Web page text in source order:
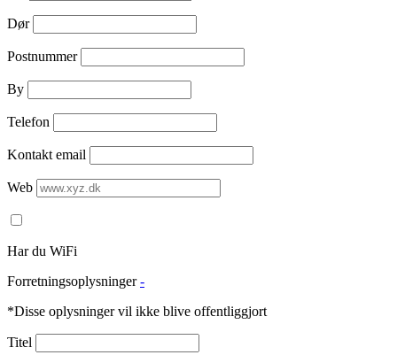
Dør
Postnummer
By
Telefon
Kontakt email
Web
Har du WiFi
Forretningsoplysninger -
*Disse oplysninger vil ikke blive offentliggjort
Titel